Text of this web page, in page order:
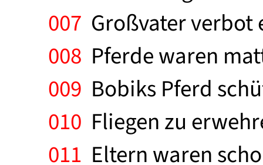
007 Großvater verbot
008 Pferde waren
009 Bobiks Pferd
010 Fliegen zu
011 Eltern waren